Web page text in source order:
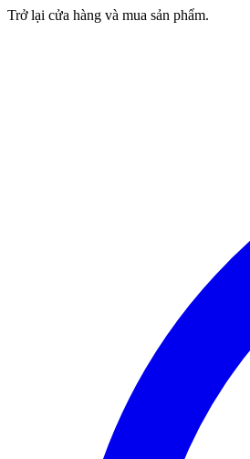
Trở lại cửa hàng và mua sản phẩm.